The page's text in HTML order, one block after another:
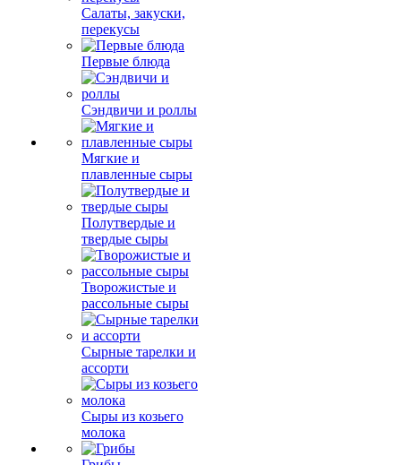
Салаты, закуски,
перекусы
Первые блюда
Сэндвичи и роллы
Мягкие и
плавленные сыры
Полутвердые и
твердые сыры
Творожистые и
рассольные сыры
Сырные тарелки и
ассорти
Сыры из козьего
молока